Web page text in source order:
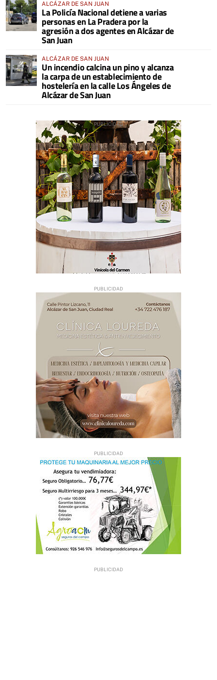
ALCÁZAR DE SAN JUAN
La Policía Nacional detiene a varias
personas en La Pradera por la
agresión a dos agentes en Alcázar de
San Juan
ALCÁZAR DE SAN JUAN
Un incendio calcina un pino y alcanza
la carpa de un establecimiento de
hostelería en la calle Los Ángeles de
Alcázar de San Juan